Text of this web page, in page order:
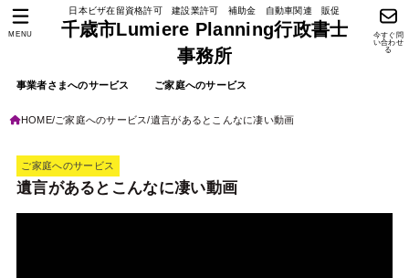
日本ビザ在留資格許可 建設業許可 補助金 自動車関連 販促
千歳市Lumiere Planning行政書士
事務所
事業者さまへのサービス ご家庭へのサービス
今すぐ問
い合わせ
る
MENU
HOME ご家庭へのサービス 遺言があるとこんなに凄い動画
ご家庭へのサービス
遺言があるとこんなに凄い動画